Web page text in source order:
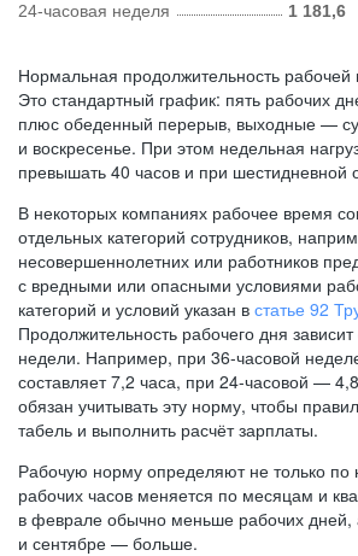
24-часовая неделя
1 181,6
Нормальная продолжительность
Это стандартный график: пять рабочих
плюс обеденный перерыв, выходные —
и воскресенье. При этом недельная
превышать 40 часов и при шестидневной
В некоторых компаниях рабочее время
отдельных категорий сотрудников,
несовершеннолетних или работников
с вредными или опасными условиями
категорий и условий указан в статье 92
Продолжительность рабочего дня
недели. Например, при 36-часовой
составляет 7,2 часа, при 24-часовой —
обязан учитывать эту норму, чтобы
табель и выполнить расчёт зарплаты.
Рабочую норму определяют не только по
рабочих часов меняется по месяцам и
в феврале обычно меньше рабочих
и сентябре — больше.